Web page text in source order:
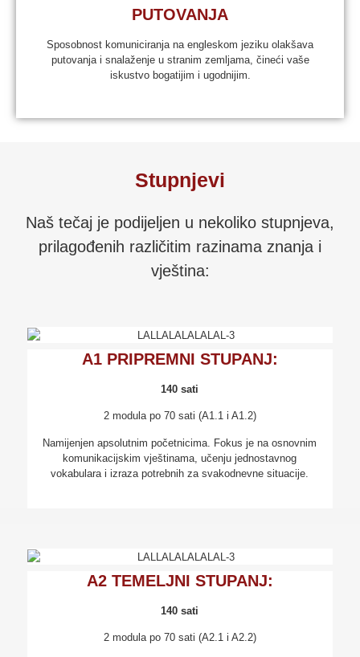
PUTOVANJA
Sposobnost komuniciranja na engleskom jeziku olakšava
putovanja i snalaženje u stranim zemljama, čineći vaše
iskustvo bogatijim i ugodnijim.
Stupnjevi
Naš tečaj je podijeljen u nekoliko stupnjeva,
prilagođenih različitim razinama znanja i
vještina:
A1 PRIPREMNI STUPANJ:
140 sati
2 modula po 70 sati (A1.1 i A1.2)
Namijenjen apsolutnim početnicima. Fokus je na osnovnim
komunikacijskim vještinama, učenju jednostavnog
vokabulara i izraza potrebnih za svakodnevne situacije.
A2 TEMELJNI STUPANJ:
140 sati
2 modula po 70 sati (A2.1 i A2.2)